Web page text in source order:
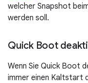
welcher Snapshot
werden soll.
Quick Boot
Wenn Sie Quick Boot
immer einen Kaltstart